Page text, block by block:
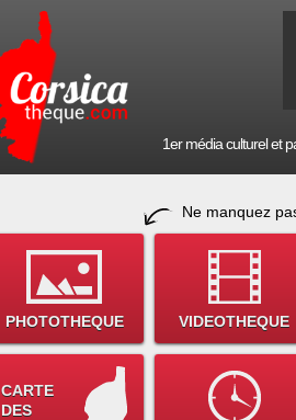
1er média culturel et
Ne manquez
PHOTOTHEQUE VIDEOTHEQUE
CARTE
DES